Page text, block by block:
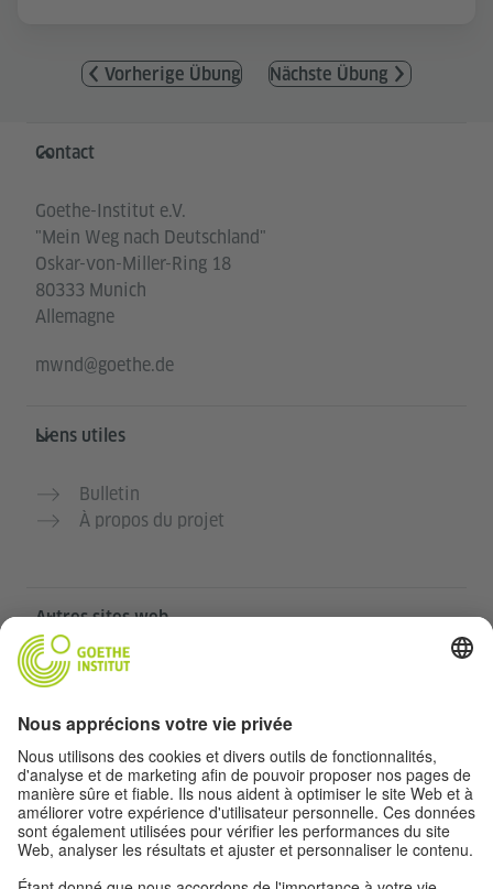
Vorherige Übung Nächste Übung
Service- und Informationsbereich
Contact
Goethe-Institut e.V.
"Mein Weg nach Deutschland"
Oskar-von-Miller-Ring 18
80333 Munich
Allemagne
mwnd@goethe.de
Liens utiles
Bulletin
À propos du projet
Autres sites web
Communauté „Deutsch für dich“
Cours d’allemand de l’Institut Goethe
Portail pour enseignants „Deutschstunde“
Confidentialité et accessibilité